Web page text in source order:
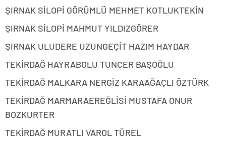
ŞIRNAK SİLOPİ GÖRÜMLÜ MEHMET KOTLUKTEKİN
ŞIRNAK SİLOPİ MAHMUT YILDIZGÖRER
ŞIRNAK ULUDERE UZUNGEÇİT HAZIM HAYDAR
TEKİRDAĞ HAYRABOLU TUNCER BAŞOĞLU
TEKİRDAĞ MALKARA NERGİZ KARAAĞAÇLI ÖZTÜRK
TEKİRDAĞ MARMARAEREĞLİSİ MUSTAFA ONUR
BOZKURTER
TEKİRDAĞ MURATLI VAROL TÜREL